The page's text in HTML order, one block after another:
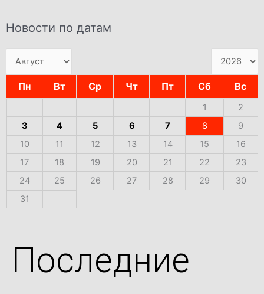
Новости по датам
Пн Вт Ср Чт Пт Сб Вс
1
2
3
4 5 6 7 8
9
10
11 12 13 14 15
16
17
18 19 20 21 22
23
24
25 26 27 28 29
30
31
Последние